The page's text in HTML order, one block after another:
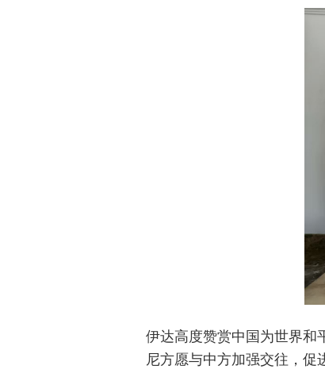
伊达高度赞赏中国为世界和
尼方愿与中方加强交往，促